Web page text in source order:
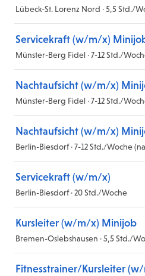
Lübeck-St. Lorenz Nord · 5,5 Std./
Servicekraft (w/m/x)
Münster-Berg Fidel · 7-12 Std./
Nachtaufsicht (w/m/x)
Münster-Berg Fidel · 7-12 Std./
Nachtaufsicht (w/m/x)
Berlin-Biesdorf · 7-12 Std./Woche
Servicekraft (w/m/x)
Berlin-Biesdorf · 20 Std./Woche
Kursleiter (w/m/x) Minijob
Bremen-Oslebshausen · 5,5 Std./
Fitnesstrainer/Kursleiter